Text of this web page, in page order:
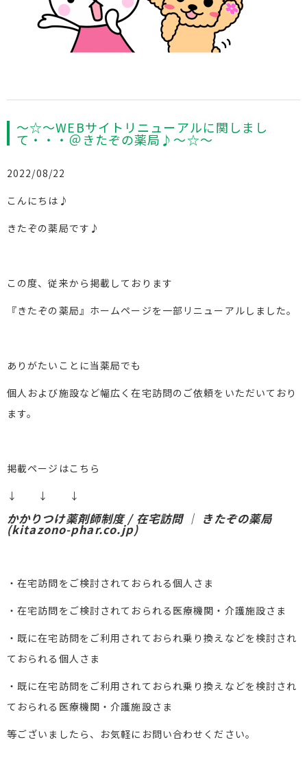
〜☆〜WEBサイトリニューアルに関しまし
て・・・＠きたぞの薬局♪〜☆〜
2022/08/22
こんにちは♪
きたぞの薬局です♪
この度、従来から掲載しております
『きたぞの薬局』ホームページを一部リニューアルしました。
ありがたいことに当薬局でも
個人および施設など幅広く在宅訪問のご依頼をいただいており
ます。
掲載ページはこちら
↓ ↓ ↓
かかりつけ薬剤師制度 / 在宅訪問 ｜ きたぞの薬局
(kitazono-phar.co.jp)
・在宅訪問をご検討されておられる個人さま
・在宅訪問をご検討されておられる医療機関・介護施設さま
・既に在宅訪問をご利用されておられ乗り換えなどを検討され
ておられる個人さま
・既に在宅訪問をご利用されておられ乗り換えなどを検討され
ておられる医療機関・介護施設さま
等ございましたら、お気軽にお問い合わせください。